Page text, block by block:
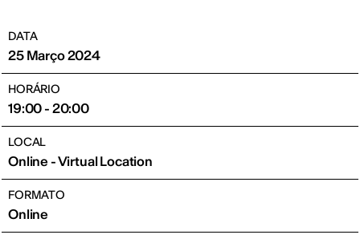
DATA
25 Março 2024
HORÁRIO
19:00 - 20:00
LOCAL
Online - Virtual Location
FORMATO
Online